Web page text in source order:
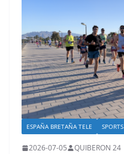
ESPAÑA BRETAÑA TELE SPORTS
2026-07-05 QUIBERON 24